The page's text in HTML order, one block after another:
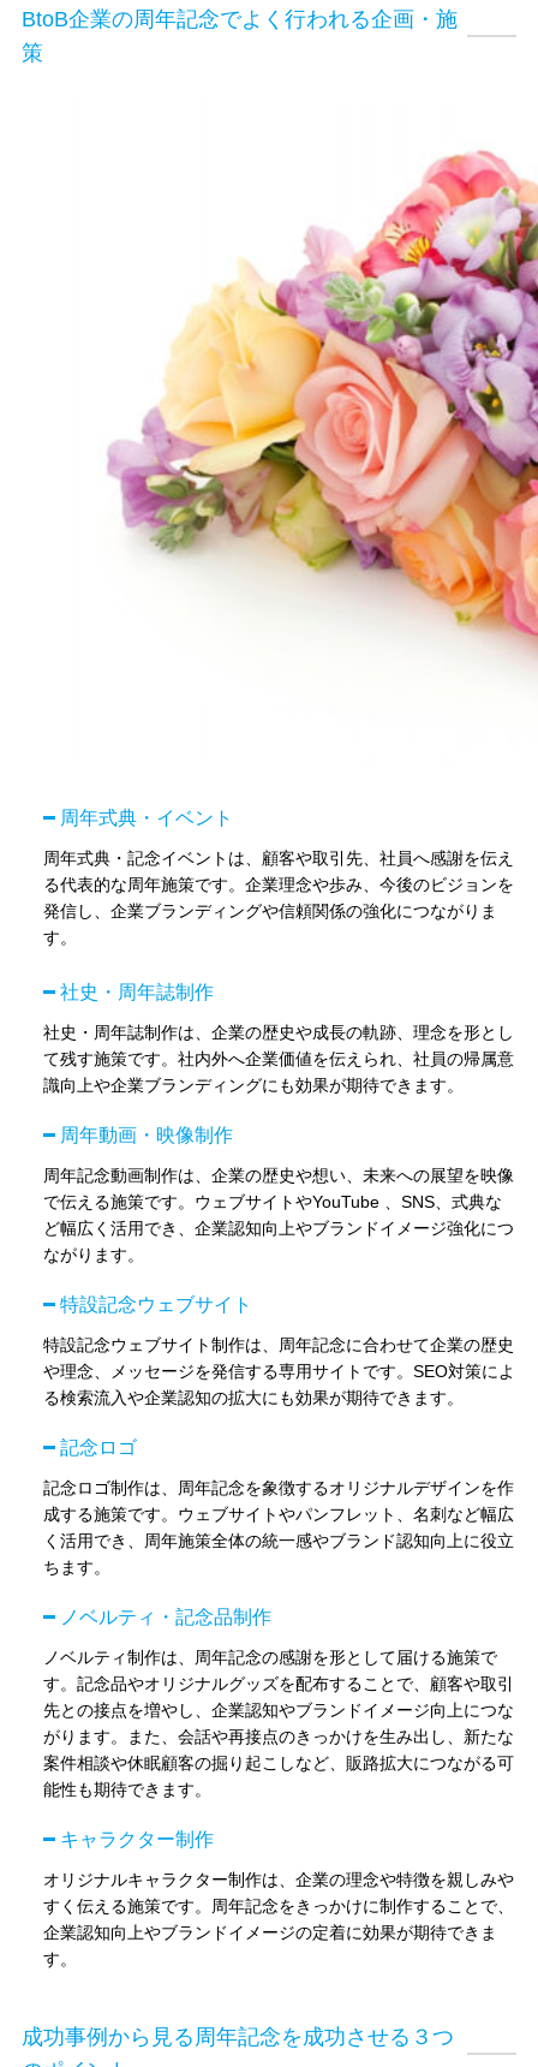
BtoB企業の周年記念でよく行われる企画・施
策
周年式典・イベント
周年式典・記念イベントは、顧客や取引先、社員へ感謝を伝え
る代表的な周年施策です。企業理念や歩み、今後のビジョンを
発信し、企業ブランディングや信頼関係の強化につながりま
す。
社史・周年誌制作
社史・周年誌制作は、企業の歴史や成長の軌跡、理念を形とし
て残す施策です。社内外へ企業価値を伝えられ、社員の帰属意
識向上や企業ブランディングにも効果が期待できます。
周年動画・映像制作
周年記念動画制作は、企業の歴史や想い、未来への展望を映像
で伝える施策です。ウェブサイトやYouTube 、SNS、式典な
ど幅広く活用でき、企業認知向上やブランドイメージ強化につ
ながります。
特設記念ウェブサイト
特設記念ウェブサイト制作は、周年記念に合わせて企業の歴史
や理念、メッセージを発信する専用サイトです。SEO対策によ
る検索流入や企業認知の拡大にも効果が期待できます。
記念ロゴ
記念ロゴ制作は、周年記念を象徴するオリジナルデザインを作
成する施策です。ウェブサイトやパンフレット、名刺など幅広
く活用でき、周年施策全体の統一感やブランド認知向上に役立
ちます。
ノベルティ・記念品制作
ノベルティ制作は、周年記念の感謝を形として届ける施策で
す。記念品やオリジナルグッズを配布することで、顧客や取引
先との接点を増やし、企業認知やブランドイメージ向上につな
がります。また、会話や再接点のきっかけを生み出し、新たな
案件相談や休眠顧客の掘り起こしなど、販路拡大につながる可
能性も期待できます。
キャラクター制作
オリジナルキャラクター制作は、企業の理念や特徴を親しみや
すく伝える施策です。周年記念をきっかけに制作することで、
企業認知向上やブランドイメージの定着に効果が期待できま
す。
成功事例から見る周年記念を成功させる３つ